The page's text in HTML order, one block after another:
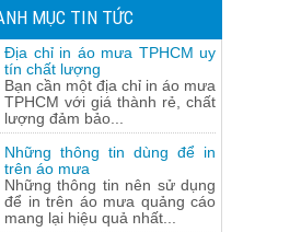
MỤC TIN TỨC
Địa chỉ in áo mưa TPHCM uy
tín chất lượng
Bạn cần một địa chỉ in áo mưa
TPHCM với giá thành rẻ, chất
lượng đảm bảo...
Những thông tin dùng để in
trên áo mưa
Những thông tin nên sử dụng
để in trên áo mưa quảng cáo
mang lại hiệu quả nhất...